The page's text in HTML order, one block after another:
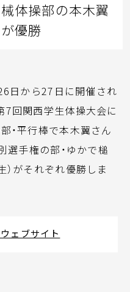
体操部の本木翼
優勝
日から27日に開催され
7回関西学生体操大会に
・平行棒で本木翼さん
選手権の部・ゆかで槌
）がそれぞれ優勝しま
ェブサイト